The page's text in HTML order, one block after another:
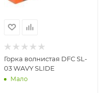
Горка волнистая DFC SL-
03 WAVY SLIDE
Мало